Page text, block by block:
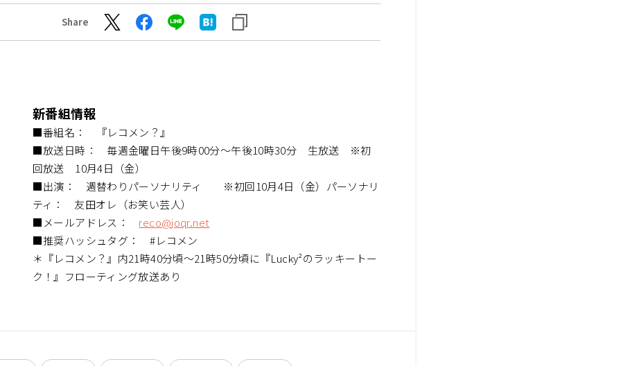
Share
新番組情報
■番組名： 『レコメン？』
■放送日時： 毎週金曜日午後9時00分～午後10時30分 生放送 ※初
回放送 10月4日（金）
■出演： 週替わりパーソナリティ ※初回10月4日（金）パーソナリ
ティ： 友田オレ（お笑い芸人）
■メールアドレス： reco@joqr.net
■推奨ハッシュタグ： #レコメン
＊『レコメン？』内21時40分頃～21時50分頃に『Lucky²のラッキートー
ク！』フローティング放送あり